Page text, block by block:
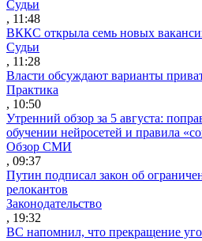
Судьи
, 11:48
ВККС открыла семь новых
Судьи
, 11:28
Власти обсуждают варианты
Практика
, 10:50
Утренний обзор за 5 августа:
обучении нейросетей и правила
Обзор СМИ
, 09:37
Путин подписал закон об
релокантов
Законодательство
, 19:32
ВС напомнил, что прекращение